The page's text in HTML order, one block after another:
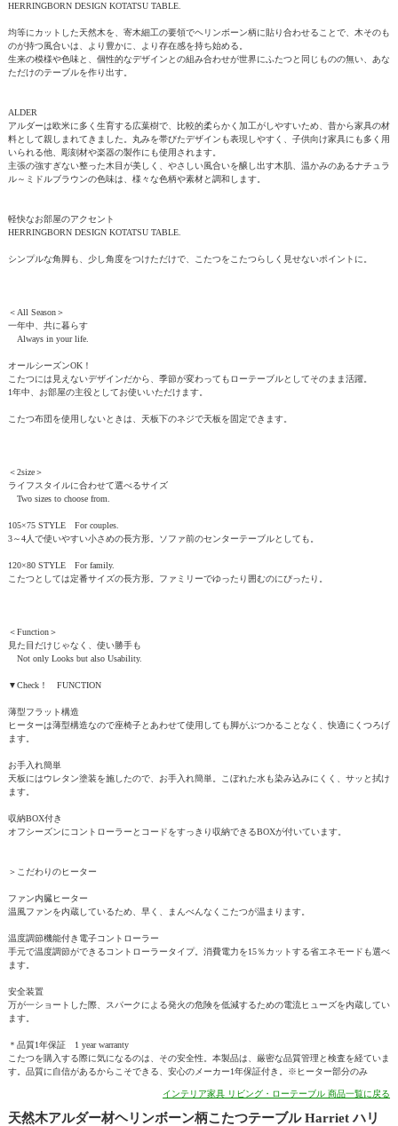
HERRINGBORN DESIGN KOTATSU TABLE.
均等にカットした天然木を、寄木細工の要領でヘリンボーン柄に貼り合わせることで、木そのも
のが持つ風合いは、より豊かに、より存在感を持ち始める。
生来の模様や色味と、個性的なデザインとの組み合わせが世界にふたつと同じものの無い、あな
ただけのテーブルを作り出す。
ALDER
アルダーは欧米に多く生育する広葉樹で、比較的柔らかく加工がしやすいため、昔から家具の材
料として親しまれてきました。丸みを帯びたデザインも表現しやすく、子供向け家具にも多く用
いられる他、彫刻材や楽器の製作にも使用されます。
主張の強すぎない整った木目が美しく、やさしい風合いを醸し出す木肌、温かみのあるナチュラ
ル～ミドルブラウンの色味は、様々な色柄や素材と調和します。
軽快なお部屋のアクセント
HERRINGBORN DESIGN KOTATSU TABLE.
シンプルな角脚も、少し角度をつけただけで、こたつをこたつらしく見せないポイントに。
＜All Season＞
一年中、共に暮らす
Always in your life.
オールシーズンOK！
こたつには見えないデザインだから、季節が変わってもローテーブルとしてそのまま活躍。
1年中、お部屋の主役としてお使いいただけます。
こたつ布団を使用しないときは、天板下のネジで天板を固定できます。
＜2size＞
ライフスタイルに合わせて選べるサイズ
Two sizes to choose from.
105×75 STYLE For couples.
3～4人で使いやすい小さめの長方形。ソファ前のセンターテーブルとしても。
120×80 STYLE For family.
こたつとしては定番サイズの長方形。ファミリーでゆったり囲むのにぴったり。
＜Function＞
見た目だけじゃなく、使い勝手も
Not only Looks but also Usability.
▼Check！ FUNCTION
薄型フラット構造
ヒーターは薄型構造なので座椅子とあわせて使用しても脚がぶつかることなく、快適にくつろげ
ます。
お手入れ簡単
天板にはウレタン塗装を施したので、お手入れ簡単。こぼれた水も染み込みにくく、サッと拭け
ます。
収納BOX付き
オフシーズンにコントローラーとコードをすっきり収納できるBOXが付いています。
＞こだわりのヒーター
ファン内臓ヒーター
温風ファンを内蔵しているため、早く、まんべんなくこたつが温まります。
温度調節機能付き電子コントローラー
手元で温度調節ができるコントローラータイプ。消費電力を15％カットする省エネモードも選べ
ます。
安全装置
万が一ショートした際、スパークによる発火の危険を低減するための電流ヒューズを内蔵してい
ます。
＊品質1年保証 1 year warranty
こたつを購入する際に気になるのは、その安全性。本製品は、厳密な品質管理と検査を経ていま
す。品質に自信があるからこそできる、安心のメーカー1年保証付き。※ヒーター部分のみ
インテリア家具 リビング・ローテーブル 商品一覧に戻る
天然木アルダー材ヘリンボーン柄こたつテーブル Harriet ハリ